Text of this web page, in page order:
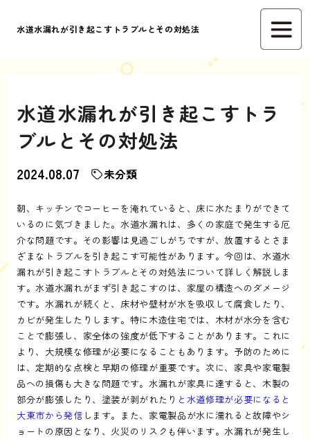
水道水漏れが引き起こすトラブルとその対処法
水道水漏れが引き起こすトラ
ブルとその対処法
2024.08.07 未分類
朝、キッチンでコーヒーを淹れていると、床に水たまりができて
いるのに気づきました。水道水漏れは、多くの家庭で発生する厄
介な問題です。その影響は見過ごしがちですが、放置するとさま
ざまなトラブルを引き起こす可能性があります。今回は、水道水
漏れが引き起こすトラブルとその対処法について詳しく解説しま
す。水道水漏れがまず引き起こすのは、家屋の構造へのダメージ
です。水漏れが続くと、床材や壁材が水を吸収して腐食したり、
カビが発生したりします。特に木造住宅では、木材が水分を含む
ことで膨張し、家全体の強度が低下することがあります。これに
より、大規模な修理が必要になることもあります。予防のために
は、定期的な点検と早期の修理が重要です。次に、家具や家電製
品への損傷も大きな問題です。水漏れが家具に達すると、木製の
部分が膨張したり、塗装が剥がれたり と水道修理が必要になると
大東市から発信 します。また、家電製品が水に濡れると故障やシ
ョートの原因となり、火災のリスクも伴います。水漏れが発生し